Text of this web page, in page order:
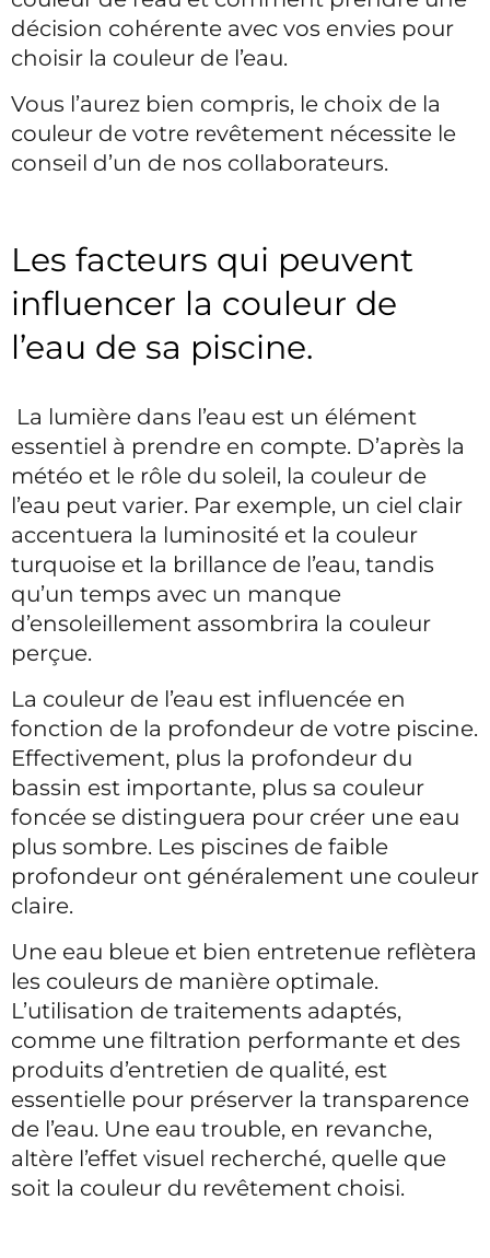
décision cohérente avec vos envies pour
choisir la couleur de l’eau.
Vous l’aurez bien compris, le choix de la
couleur de votre revêtement nécessite le
conseil d’un de nos collaborateurs.
Les facteurs qui peuvent
influencer la couleur de
l’eau de sa piscine.
La lumière dans l’eau est un élément
essentiel à prendre en compte. D’après la
météo et le rôle du soleil, la couleur de
l’eau peut varier. Par exemple, un ciel clair
accentuera la luminosité et la couleur
turquoise et la brillance de l’eau, tandis
qu’un temps avec un manque
d’ensoleillement assombrira la couleur
perçue.
La couleur de l’eau est influencée en
fonction de la profondeur de votre piscine.
Effectivement, plus la profondeur du
bassin est importante, plus sa couleur
foncée se distinguera pour créer une eau
plus sombre. Les piscines de faible
profondeur ont généralement une couleur
claire.
Une eau bleue et bien entretenue reflètera
les couleurs de manière optimale.
L’utilisation de traitements adaptés,
comme une filtration performante et des
produits d’entretien de qualité, est
essentielle pour préserver la transparence
de l’eau. Une eau trouble, en revanche,
altère l’effet visuel recherché, quelle que
soit la couleur du revêtement choisi.